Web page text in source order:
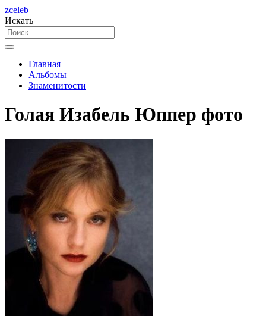
zceleb
Искать
Главная
Альбомы
Знаменитости
Голая Изабель Юппер фото